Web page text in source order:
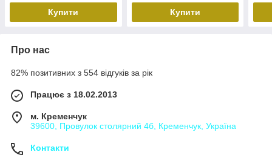
Купити Купити
Про нас
82% позитивних з 554 відгуків за рік
Працює з 18.02.2013
м. Кременчук
39600, Провулок столярний 4б, Кременчук, Україна
Контакти